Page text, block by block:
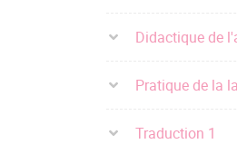
Didactique de
Pratique de la
Traduction 1